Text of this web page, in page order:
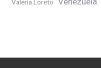
Valéria Loreto